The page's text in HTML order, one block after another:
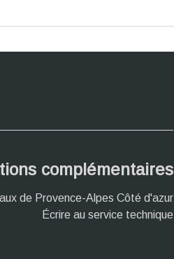
complémentaires
de Provence-Alpes Côté d'azur
Écrire au service technique